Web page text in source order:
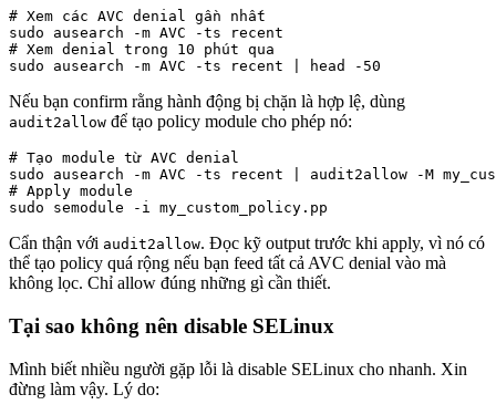
# Xem các AVC denial gần nhất
sudo ausearch -m AVC -ts recent
# Xem denial trong 10 phút qua
sudo ausearch -m AVC -ts recent | head -50
Nếu bạn confirm rằng hành động bị chặn là hợp lệ, dùng
audit2allow để tạo policy module cho phép nó:
# Tạo module từ AVC denial
sudo ausearch -m AVC -ts recent | audit2allow -M
# Apply module
sudo semodule -i my_custom_policy.pp
Cẩn thận với audit2allow. Đọc kỹ output trước khi apply, vì nó có
thể tạo policy quá rộng nếu bạn feed tất cả AVC denial vào mà
không lọc. Chỉ allow đúng những gì cần thiết.
Tại sao không nên disable SELinux
Mình biết nhiều người gặp lỗi là disable SELinux cho nhanh. Xin
đừng làm vậy. Lý do: